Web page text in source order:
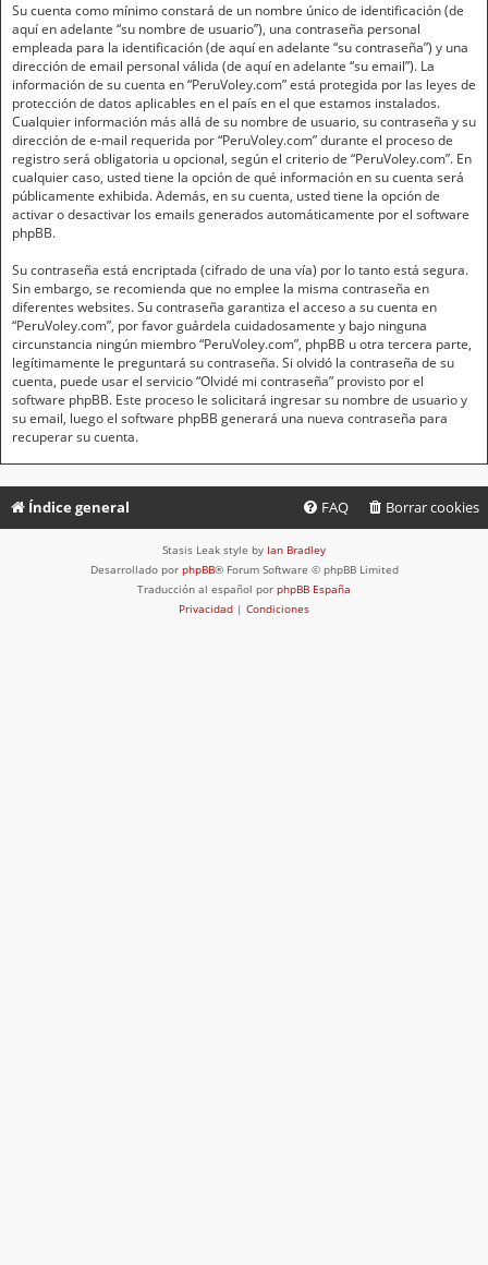
Su cuenta como mínimo constará de un nombre único de identificación (de
aquí en adelante “su nombre de usuario”), una contraseña personal
empleada para la identificación (de aquí en adelante “su contraseña”) y una
dirección de email personal válida (de aquí en adelante “su email”). La
información de su cuenta en “PeruVoley.com” está protegida por las leyes de
protección de datos aplicables en el país en el que estamos instalados.
Cualquier información más allá de su nombre de usuario, su contraseña y su
dirección de e-mail requerida por “PeruVoley.com” durante el proceso de
registro será obligatoria u opcional, según el criterio de “PeruVoley.com”. En
cualquier caso, usted tiene la opción de qué información en su cuenta será
públicamente exhibida. Además, en su cuenta, usted tiene la opción de
activar o desactivar los emails generados automáticamente por el software
phpBB.
Su contraseña está encriptada (cifrado de una vía) por lo tanto está segura.
Sin embargo, se recomienda que no emplee la misma contraseña en
diferentes websites. Su contraseña garantiza el acceso a su cuenta en
“PeruVoley.com”, por favor guárdela cuidadosamente y bajo ninguna
circunstancia ningún miembro “PeruVoley.com”, phpBB u otra tercera parte,
legítimamente le preguntará su contraseña. Si olvidó la contraseña de su
cuenta, puede usar el servicio “Olvidé mi contraseña” provisto por el
software phpBB. Este proceso le solicitará ingresar su nombre de usuario y
su email, luego el software phpBB generará una nueva contraseña para
recuperar su cuenta.
Índice general Borrar cookies
FAQ
Stasis Leak style by Ian Bradley
Desarrollado por phpBB® Forum Software © phpBB Limited
Traducción al español por phpBB España
Privacidad | Condiciones